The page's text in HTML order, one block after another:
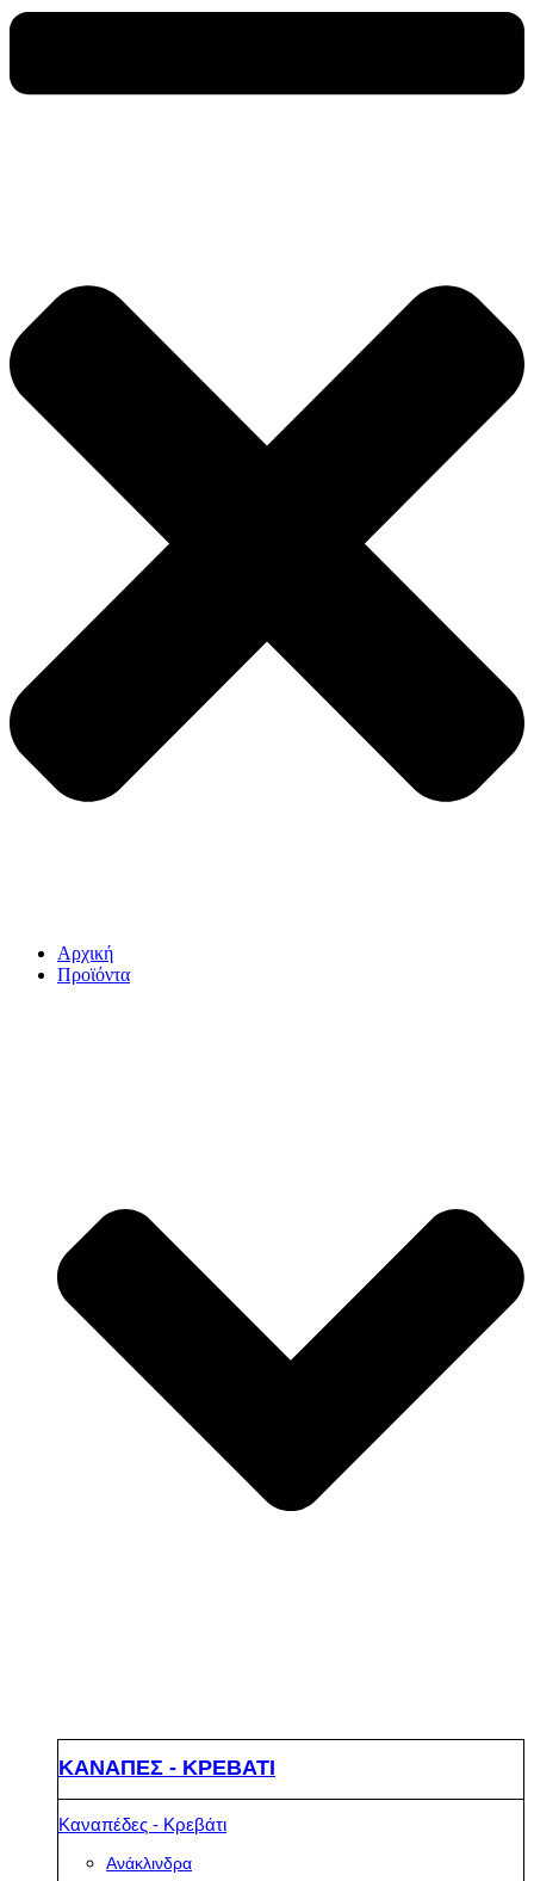
Αρχική
Προϊόντα
ΚΑΝΑΠΕΣ - ΚΡΕΒΑΤΙ
Καναπέδες - Κρεβάτι
Ανάκλινδρα